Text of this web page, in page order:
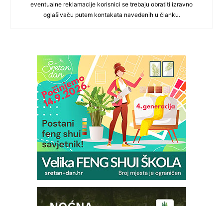
eventualne reklamacije korisnici se trebaju obratiti izravno
oglašivaču putem kontakata navedenih u članku.